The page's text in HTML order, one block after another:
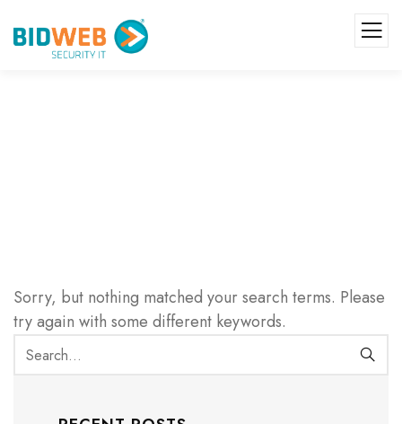
Sorry, but nothing matched your search terms. Please
try again with some different keywords.